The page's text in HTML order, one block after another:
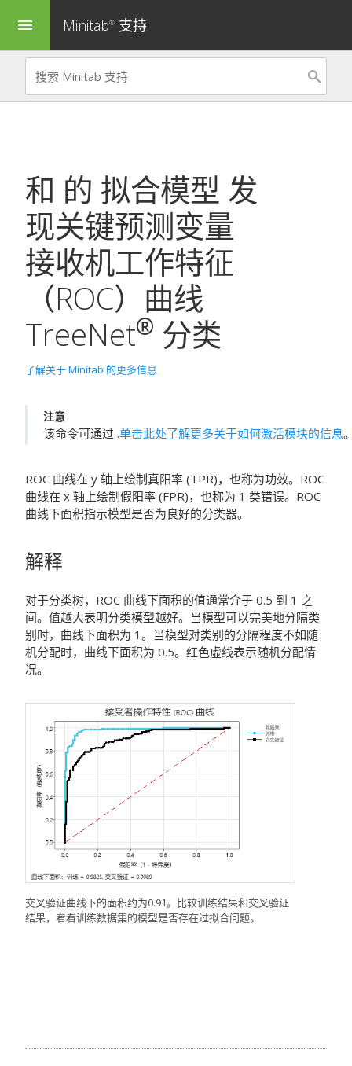
menu Minitab® 支持
和 的 拟合模型 发
现关键预测变量
接收机工作特征
（ROC）曲线
TreeNet® 分类
了解关于 Minitab 的更多信息
注意
该命令可通过 .单击此处了解更多关于如何激活模块的信息
ROC 曲线在 y 轴上绘制真阳率 (TPR)，也称为功效。ROC
曲线在 x 轴上绘制假阳率 (FPR)，也称为 1 类错误。ROC
曲线下面积指示模型是否为良好的分类器。
解释
对于分类树，ROC 曲线下面积的值通常介于 0.5 到 1 之
间。值越大表明分类模型越好。当模型可以完美地分隔类
别时，曲线下面积为 1。当模型对类别的分隔程度不如随
机分配时，曲线下面积为 0.5。红色虚线表示随机分配情
况。
交叉验证曲线下的面积约为0.91。比较训练结果和交叉验证
结果，看看训练数据集的模型是否存在过拟合问题。